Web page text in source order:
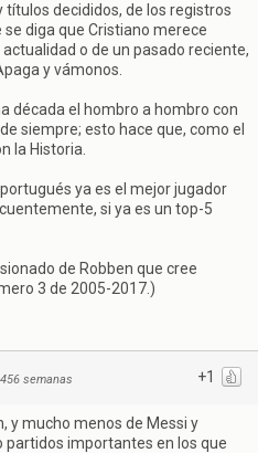
decididos, de los registros
diga que Cristiano merece
o de un pasado reciente,
y vámonos.
década el hombro a hombro con
siempre; esto hace que, como el
la Historia.
portugués ya es el mejor jugador
si ya es un top-5
de Robben que cree
3 de 2005-2017.)
+1
semanas
y mucho menos de Messi y
partidos importantes en los que